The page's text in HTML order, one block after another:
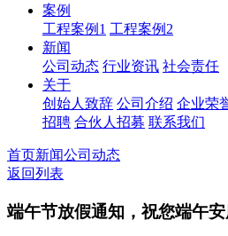
案例
工程案例1 工程案例2
新闻
公司动态 行业资讯 社会责任
关于
创始人致辞 公司介绍 企业荣
招聘 合伙人招募 联系我们
首页新闻公司动态
返回列表
端午节放假通知，祝您端午